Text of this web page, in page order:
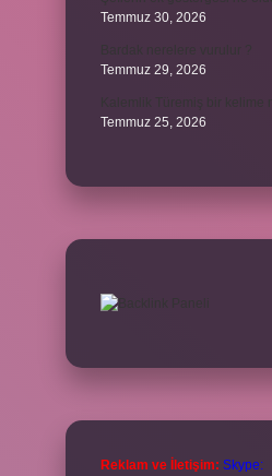
Temmuz 30, 2026
Temmuz 29, 2026
Temmuz 25, 2026
Reklam ve İletişim: Skype: